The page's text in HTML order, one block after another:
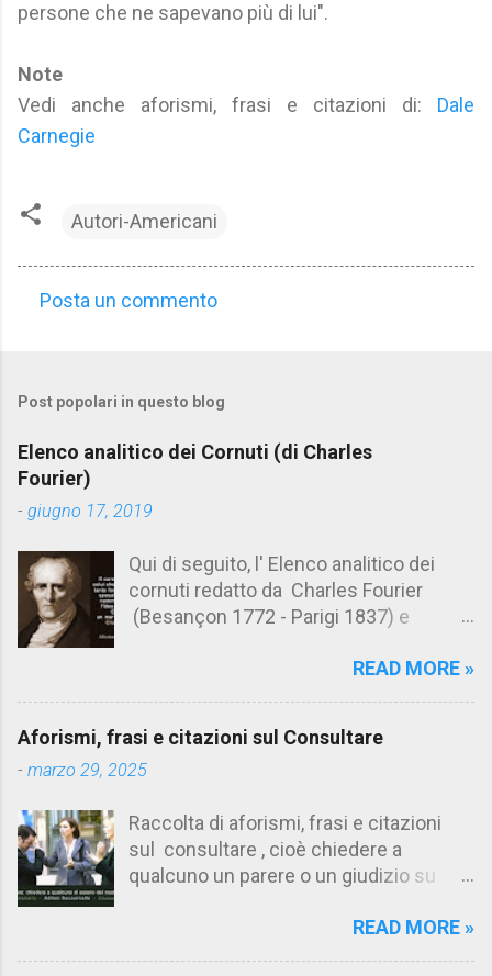
persone che ne sapevano più di lui".
Note
Vedi anche aforismi, frasi e citazioni di: Dale
Carnegie
Autori-Americani
m
e
n
t
Posta un commento
Post popolari in questo blog
Elenco analitico dei Cornuti (di Charles
Fourier)
- giugno 17, 2019
Qui di seguito, l' Elenco analitico dei
cornuti redatto da Charles Fourier
(Besançon 1772 - Parigi 1837) e
Aforismario trovi anche una raccolta di
cornuto pretenzioso: colui che ritiene
sua moglie tanto fortunata, per averlo
ammettere l'idea del tradimento. Ciò lo
rende un marito assai comodo.
(Charles Fourier) Elenco analitico dei
ca. 1808 (postumo 1856) Traduzione
italiana da Il Borghese - Volume 29,
READ MORE »
Aforismi, frasi e citazioni sul Consultare
- marzo 29, 2025
Raccolta di aforismi, frasi e citazioni
sul consultare , cioè chiedere a
qualcuno un parere o un giudizio su
fanno riferimento anche allaREAD MORE »